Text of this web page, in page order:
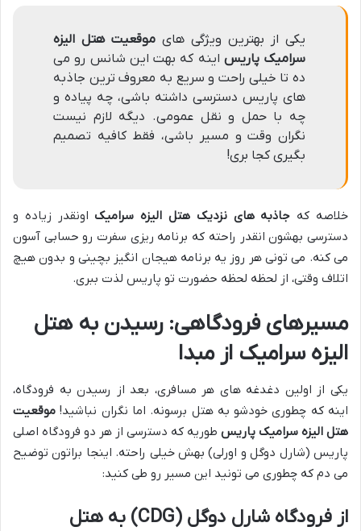
یکی از بهترین ویژگی های موقعیت هتل الیزه
سرامیک پاریس اینه که بهت این شانس رو می
ده تا خیلی راحت و سریع به معروف ترین جاذبه
های پاریس دسترسی داشته باشی، چه پیاده و
چه با حمل و نقل عمومی. دیگه لازم نیست
نگران وقت و مسیر باشی، فقط کافیه تصمیم
بگیری کجا بری!
خلاصه که جاذبه های نزدیک هتل الیزه سرامیک اونقدر زیاده و
دسترسی بهشون انقدر راحته که برنامه ریزی سفرت رو حسابی آسون
می کنه. می تونی هر روز یه برنامه هیجان انگیز بچینی و بدون هیچ
اتلاف وقتی، از لحظه لحظه حضورت تو پاریس لذت ببری.
مسیرهای فرودگاهی: رسیدن به هتل
الیزه سرامیک از مبدا
یکی از اولین دغدغه های هر مسافری، بعد از رسیدن به فرودگاه،
اینه که چطوری خودشو به هتل برسونه. اما نگران نباشید! موقعیت
هتل الیزه سرامیک پاریس طوریه که دسترسی از هر دو فرودگاه اصلی
پاریس (شارل دوگل و اورلی) بهش خیلی راحته. اینجا براتون توضیح
می دم که چطوری می تونید این مسیر رو طی کنید:
از فرودگاه شارل دوگل (CDG) به هتل